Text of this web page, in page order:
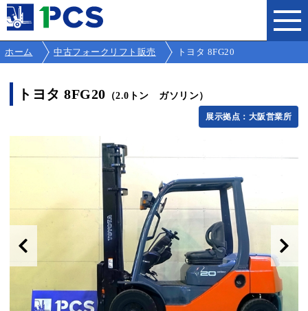
ホーム 中古フォークリフト販売 トヨタ 8FG20
トヨタ 8FG20 （2.0トン ガソリン）
展示拠点：大阪営業所